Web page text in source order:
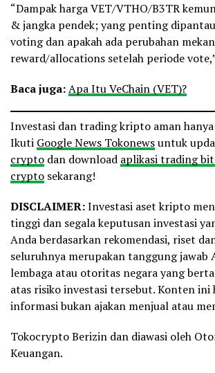
“Dampak harga VET/VTHO/B3TR
& jangka pendek; yang penting
voting dan apakah ada perubahan
reward/allocations setelah periode
Baca juga:Apa Itu VeChain (VET)?
Investasi dan trading kripto aman
Ikuti Google News Tokonewsuntuk
crypto dan download aplikasi trading
crypto sekarang!
DISCLAIMER:Investasi aset kripto
tinggi dan segala keputusan investasi
Anda berdasarkan rekomendasi, riset
seluruhnya merupakan tanggung jawab
lembaga atau otoritas negara yang
atas risiko investasi tersebut. Konten ini
informasi bukan ajakan menjual atau
Tokocrypto Berizin dan diawasi oleh
Keuangan.